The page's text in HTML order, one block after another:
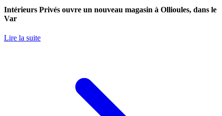
Intérieurs Privés ouvre un nouveau magasin à Ollioules, dans le
Var
Lire la suite